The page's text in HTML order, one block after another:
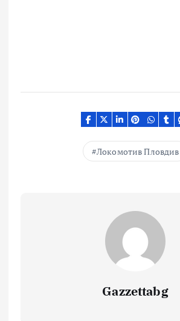
Локомотив Пловдив
Gazzettabg